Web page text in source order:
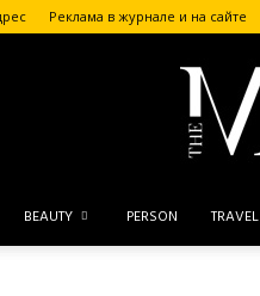
Реклама в журнале и на сайте
BEAUTY PERSON TRAVEL